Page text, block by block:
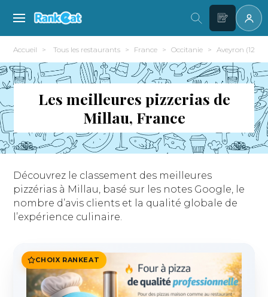
Accueil Tous les restaurants France Occitanie Aveyron (12)
Les meilleures pizzerias de
Millau, France
Découvrez le classement des meilleures
pizzérias à Millau, basé sur les notes Google, le
nombre d’avis clients et la qualité globale de
l’expérience culinaire.
CHOIX RANKEAT